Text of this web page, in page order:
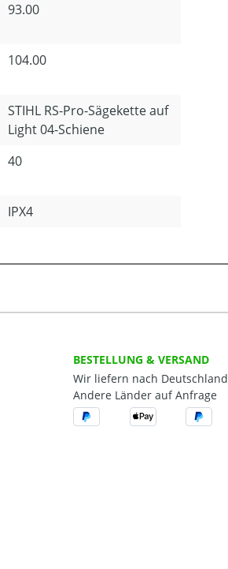
93.00
104.00
STIHL RS-Pro-Sägekette auf
Light 04-Schiene
40
IPX4
BESTELLUNG & VERSAND
Wir liefern nach Deutschland
Andere Länder auf Anfrage